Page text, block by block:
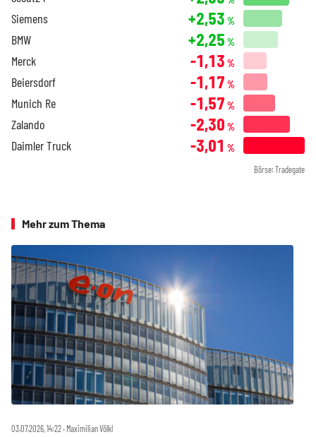
Siemens +2,53 %
BMW +2,25 %
Merck -1,13 %
Beiersdorf -1,17 %
Munich Re -1,57 %
Zalando -2,30 %
Daimler Truck -3,01 %
Börse: Tradegate
Mehr zum Thema
03.07.2026, 14:22 ‧ Maximilian Völkl